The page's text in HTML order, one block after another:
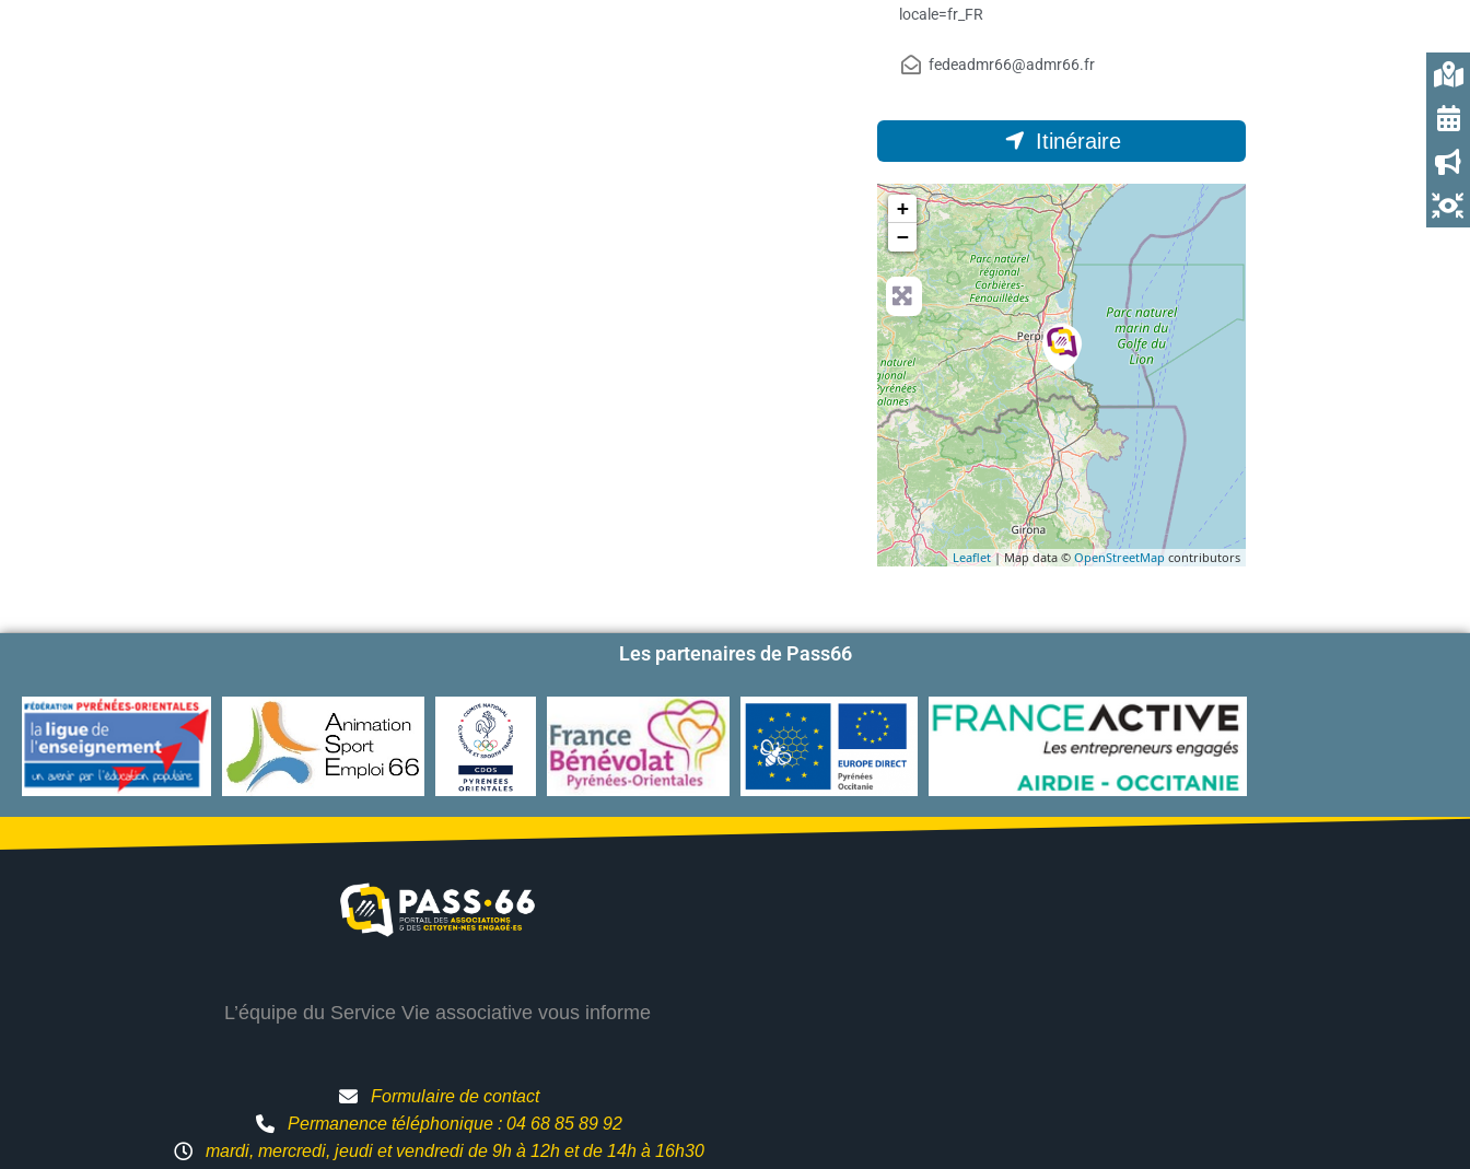
locale=fr_FR
fedeadmr66@admr66.fr
Itinéraire
+
−
Leaflet| Map data © OpenStreetMap contributors
Les partenaires de Pass66
L’équipe du Service Vie associative vous informe
Formulaire de contact
Permanence téléphonique : 04 68 85 89 92
mardi, mercredi, jeudi et vendredi de 9h à 12h etde 14h à 16h30